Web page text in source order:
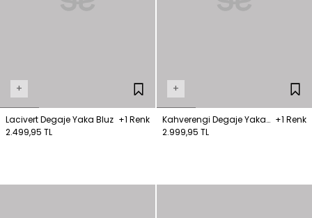
+
Lacivert Degaje Yaka Bluz +1 Renk
2.499,95 TL
+
Kahverengi Degaje Yaka
Bluz
+1 Renk
2.999,95 TL